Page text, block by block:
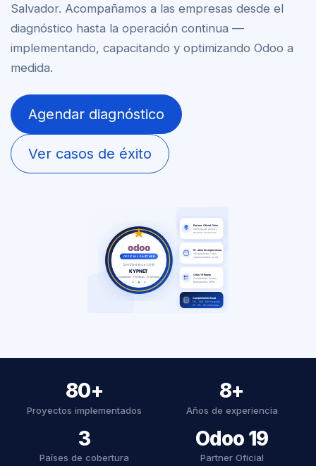
Salvador. Acompañamos a las empresas desde el
diagnóstico hasta la operación continua —
implementando, capacitando y optimizando Odoo a
medida.
Agendar diagnóstico
Ver casos de éxito
80+
Proyectos implementados
8+
Años de experiencia
3
Países de cobertura
Odoo 19
Partner Oficial